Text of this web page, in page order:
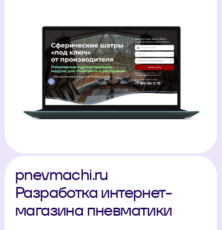
pnevmachi.ru
Разработка интернет-
магазина пневматики